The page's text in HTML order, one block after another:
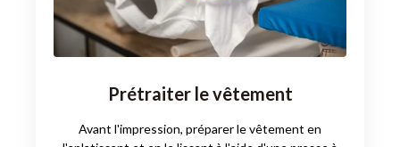
Prétraiter le vêtement
Avant l'impression, préparer le vêtement en